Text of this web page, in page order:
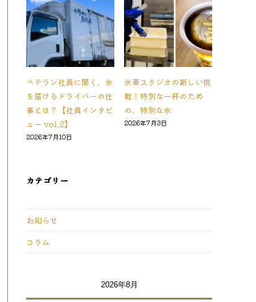
ベテラン社員に聞く、氷
を届けるドライバーの仕
事とは？【社員インタビ
ュー vol.2】
2026年7月10日
氷華スタジオの新しい挑
戦！特別な一杯のため
の、特別な氷
2026年7月3日
カテゴリー
お知らせ
コラム
2026年8月